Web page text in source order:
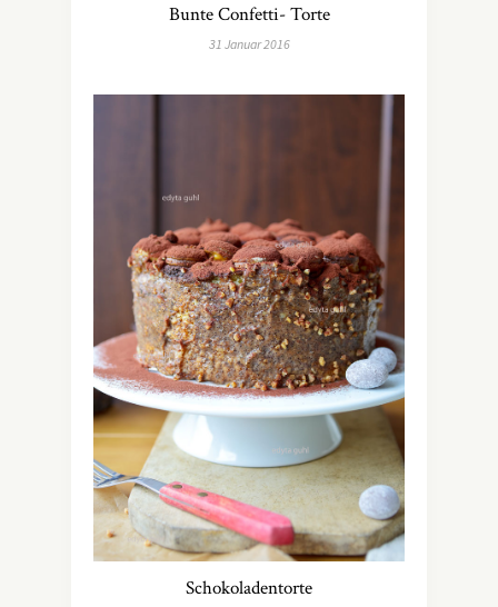
Bunte Confetti- Torte
31 Januar 2016
Schokoladentorte